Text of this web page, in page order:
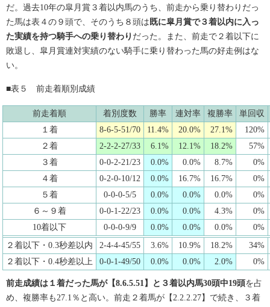
だ。過去10年の皐月賞３着以内馬のうち、前走から乗り替わりだっ
た馬は表４の９頭で、そのうち８頭は 既に皐月賞で３着以内に入っ
た実績を持つ騎手への乗り替わり だった。また、前走で２着以下に
敗退し、皐月賞連対実績のない騎手に乗り替わった馬の好走例はな
い。
■表５ 前走着順別成績
前走着順 着別度数 勝率 連対率 複勝率
単回収
１着
8-6-5-51/70 11.4% 20.0% 27.1%
120%
２着
2-2-2-27/33 6.1% 12.1% 18.2%
57%
３着
0-0-2-21/23 0.0% 0.0% 8.7%
0%
４着
0-2-0-10/12 0.0% 16.7% 16.7%
0%
５着
0-0-0-5/5 0.0% 0.0% 0.0%
0%
６～９着
0-0-1-22/23 0.0% 0.0% 4.3%
0%
10着以下
0-0-0-9/9 0.0% 0.0% 0.0%
0%
２着以下・0.3秒差以内
2-4-4-45/55 3.6% 10.9% 18.2%
34%
２着以下・0.4秒差以上
0-0-1-49/50 0.0% 0.0% 2.0% 0%
前走成績は１着だった馬が【8.6.5.51】と３着以内馬30頭中19頭を占
め、複勝率も27.1％と高い。前走２着馬が【2.2.2.27】で続き、３着